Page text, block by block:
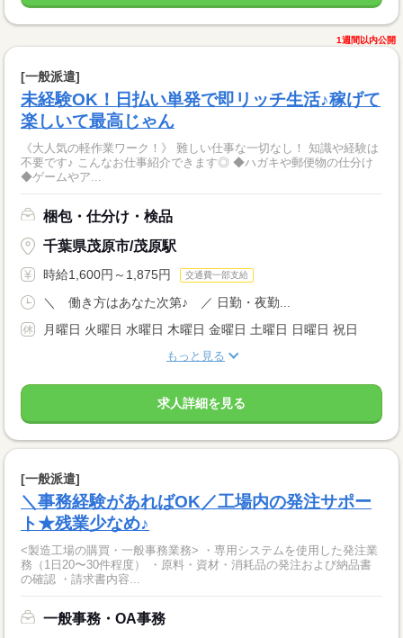
1週間以内公開
[一般派遣]
未経験OK！日払い単発で即リッチ生活♪稼げて
楽しいて最高じゃん
《大人気の軽作業ワーク！》 難しい仕事な一切なし！ 知識や経験は
不要です♪ こんなお仕事紹介できます◎ ◆ハガキや郵便物の仕分け
◆ゲームやア...
梱包・仕分け・検品
千葉県茂原市/茂原駅
時給1,600円～1,875円 交通費一部支給
＼ 働き方はあなた次第♪ ／ 日勤・夜勤...
月曜日 火曜日 水曜日 木曜日 金曜日 土曜日 日曜日 祝日
もっと見る
求人詳細を見る
[一般派遣]
＼事務経験があればOK／工場内の発注サポー
ト★残業少なめ♪
<製造工場の購買・一般事務業務> ・専用システムを使用した発注業
務（1日20〜30件程度） ・原料・資材・消耗品の発注および納品書
の確認 ・請求書内容...
一般事務・OA事務